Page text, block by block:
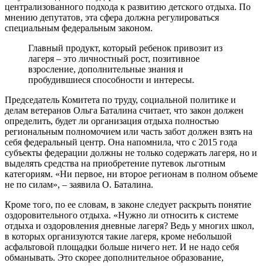
централизованного подхода к развитию детского отдыха. По
мнению депутатов, эта сфера должна регулироваться
специальным федеральным законом.
Главный продукт, который ребенок привозит из
лагеря – это личностный рост, позитивное
взросление, дополнительные знания и
пробудившиеся способности и интересы.
Председатель Комитета по труду, социальной политике и
делам ветеранов Ольга Баталина считает, что закон должен
определить, будет ли организация отдыха полностью
региональным полномочием или часть забот должен взять на
себя федеральный центр. Она напомнила, что с 2015 года
субъекты федерации должны не только содержать лагеря, но и
выделять средства на приобретение путевок льготным
категориям. «Ни первое, ни второе регионам в полном объеме
не по силам», – заявила О. Баталина.
Кроме того, по ее словам, в законе следует раскрыть понятие
оздоровительного отдыха. «Нужно ли относить к системе
отдыха и оздоровления дневные лагеря? Ведь у многих школ,
в которых организуются такие лагеря, кроме небольшой
асфальтовой площадки больше ничего нет. И не надо себя
обманывать. Это скорее дополнительное образование,